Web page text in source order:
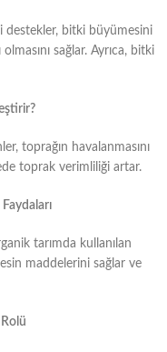
destekler, bitki büyümesini
sağlar. Ayrıca, bitki
toprağın havalanmasını
toprak verimliliği artar.
tarımda kullanılan
maddelerini sağlar ve